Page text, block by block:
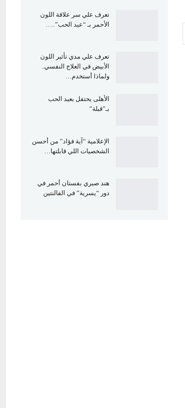
تعرف علي سر علاقة اللون
الأحمر بـ “عيد الحب”..…
تعرف علي مدي تأثير اللون
الأبيض في العلاج النفسي..
ولماذا أستخدم…
الأهلى يحتفل بعيد الحب
بـ”قبلة”
الإعلامية “آية فؤاد” من أحسن
الشخصيات اللي قابلتها…
هند صبري بفستان أحمر في
دور “يسرية” في الفالنتين